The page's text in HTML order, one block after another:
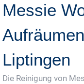
Messie
Liptingen
Die Reinigung von